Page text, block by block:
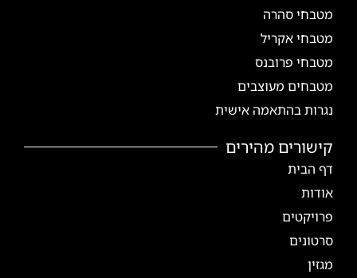
מטבחי סהרה
מטבחי אקריל
מטבחי פרובנס
מטבחים מעוצבים
נגרות בהתאמה אישית
קישורים מהירים
דף הבית
אודות
פרויקטים
סרטונים
מגזין